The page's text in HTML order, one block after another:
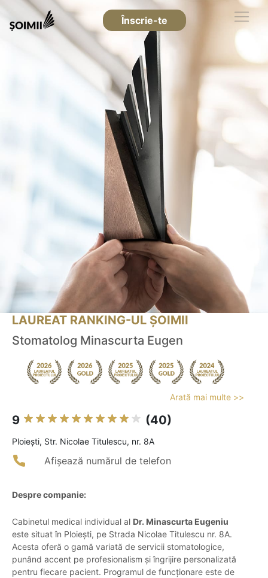
Înscrie-te
LAUREAT RANKING-UL ȘOIMII
Stomatolog Minascurta Eugen
Arată mai multe >>
9 (40)
Ploieşti, Str. Nicolae Titulescu, nr. 8A
Afișează numărul de telefon
Despre companie:
Cabinetul medical individual al Dr. Minascurta Eugeniu
este situat în Ploiești, pe Strada Nicolae Titulescu nr. 8A.
Acesta oferă o gamă variată de servicii stomatologice,
punând accent pe profesionalism și îngrijire personalizată
pentru fiecare pacient. Programul de funcționare este de